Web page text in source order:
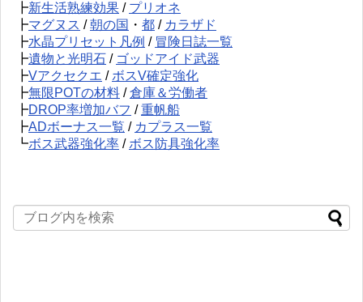
┣新生活熟練効果 / プリオネ
┣マグヌス /朝の国 ・ 都 / カラザド
┣水晶プリセット凡例 / 冒険日誌一覧
┣遺物と光明石 / ゴッドアイド武器
┣Vアクセクエ / ボスV確定強化
┣無限POTの材料 /倉庫＆労働者
┣DROP率増加バフ /重帆船
┣ADボーナス一覧 / カプラス一覧
┗ボス武器強化率 / ボス防具強化率